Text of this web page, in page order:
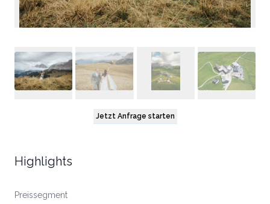
Jetzt Anfrage starten
Highlights
Preissegment